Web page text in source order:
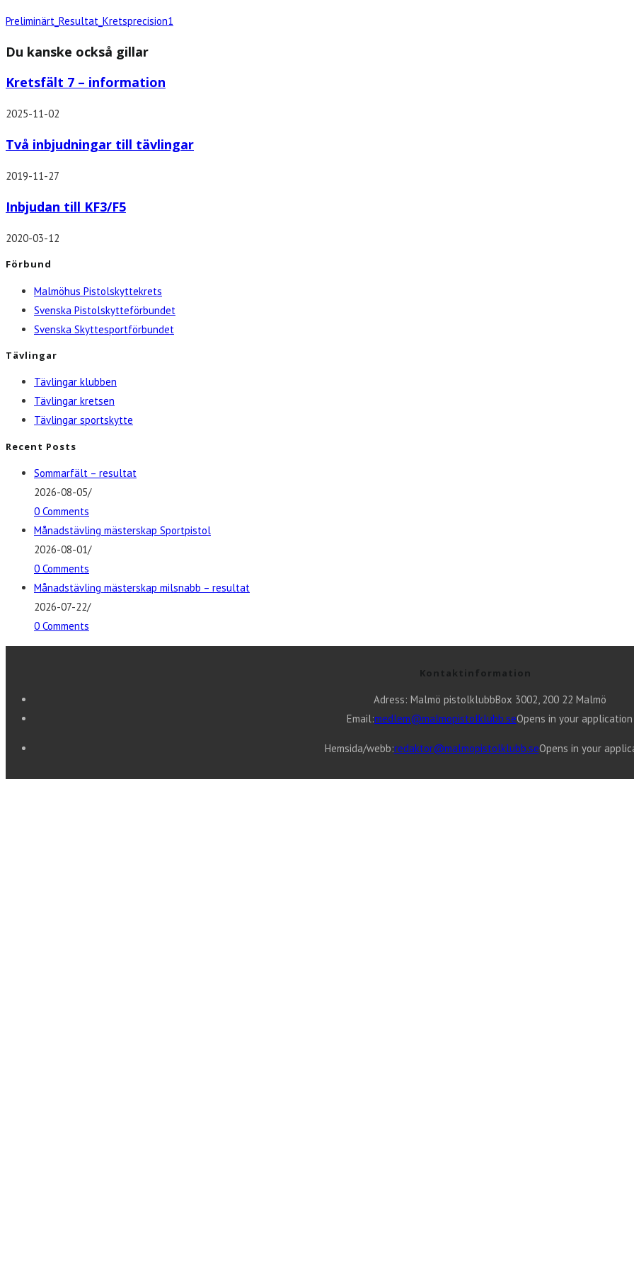
Preliminärt_Resultat_Kretsprecision1
Du kanske också gillar
Kretsfält 7 – information
2025-11-02
Två inbjudningar till tävlingar
2019-11-27
Inbjudan till KF3/F5
2020-03-12
Förbund
Malmöhus Pistolskyttekrets
Svenska Pistolskytteförbundet
Svenska Skyttesportförbundet
Tävlingar
Tävlingar klubben
Tävlingar kretsen
Tävlingar sportskytte
Recent Posts
Sommarfält – resultat
2026-08-05/
0 Comments
Månadstävling mästerskap Sportpistol
2026-08-01/
0 Comments
Månadstävling mästerskap milsnabb – resultat
2026-07-22/
0 Comments
Kontaktinformation
Adress: Malmö pistolklubbBox 3002, 200 22 Malmö
Email:medlem@malmopistolklubb.seOpens in your application
Hemsida/webb:redaktor@malmopistolklubb.seOpens in your